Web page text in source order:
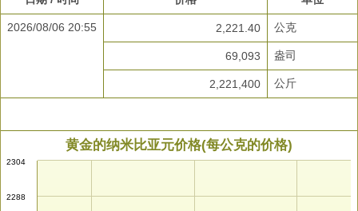
2026/08/06 20:55 2,221.40 公克
69,093 盎司
2,221,400 公斤
黄金的纳米比亚元价格(每公克的价格)
2288
2304